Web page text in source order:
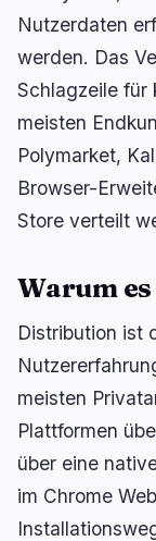
🔥 Aktuell im
BEARISH
nach dem
BULLISH
CLARITY
Showdown
BULLISH
↑ ↓ navigieren ↵
schließen
Nutzerdaten
werden. Das
Schlagzeile für
meisten
Polymarket,
Browser-
Store verteilt
Warum
Distribution ist
meisten
Plattformen
über eine
im Chrome